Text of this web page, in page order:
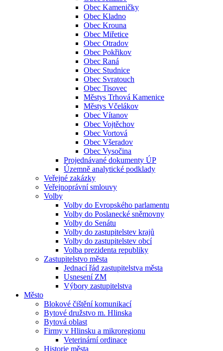
Obec Kameničky
Obec Kladno
Obec Krouna
Obec Miřetice
Obec Otradov
Obec Pokřikov
Obec Raná
Obec Studnice
Obec Svratouch
Obec Tisovec
Městys Trhová Kamenice
Městys Včelákov
Obec Vítanov
Obec Vojtěchov
Obec Vortová
Obec Všeradov
Obec Vysočina
Projednávané dokumenty ÚP
Územně analytické podklady
Veřejné zakázky
Veřejnoprávní smlouvy
Volby
Volby do Evropského parlamentu
Volby do Poslanecké sněmovny
Volby do Senátu
Volby do zastupitelstev krajů
Volby do zastupitelstev obcí
Volba prezidenta republiky
Zastupitelstvo města
Jednací řád zastupitelstva města
Usnesení ZM
Výbory zastupitelstva
Město
Blokové čištění komunikací
Bytové družstvo m. Hlinska
Bytová oblast
Firmy v Hlinsku a mikroregionu
Veterinární ordinace
Historie města